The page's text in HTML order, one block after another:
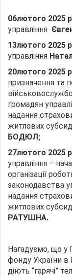
06лютого 2025
управління
13лютого 2025
управління
20лютого 2025
призначення та
громадян
надання
житлових
БОДЮЛ;
27лютого 2025
управління ‒
організації
законодавства
надання
житлових
РАТУШНА.
Нагадуємо, що у
фонду України в
діють “гарячі”